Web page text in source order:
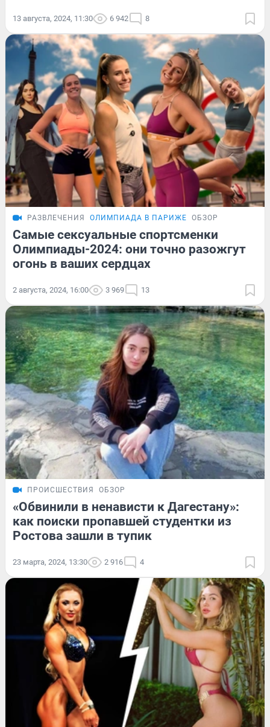
13 августа, 2024, 11:30 6 942 8
РАЗВЛЕЧЕНИЯ ОЛИМПИАДА В ПАРИЖЕ ОБЗОР
Самые сексуальные спортсменки
Олимпиады-2024: они точно разожгут
огонь в ваших сердцах
2 августа, 2024, 16:00 3 969 13
ПРОИСШЕСТВИЯ ОБЗОР
«Обвинили в ненависти к Дагестану»:
как поиски пропавшей студентки из
Ростова зашли в тупик
23 марта, 2024, 13:30 2 916 4